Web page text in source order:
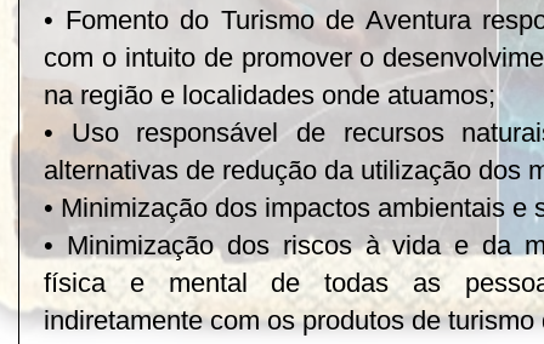
• Fomento do Turismo de Aventura
com o intuito de promover o
na região e localidades onde atuamos;
• Uso responsável de recursos
alternativas de redução da utilização dos
• Minimização dos impactos ambientais e
• Minimização dos riscos à vida e da
física e mental de todas as
indiretamente com os produtos de